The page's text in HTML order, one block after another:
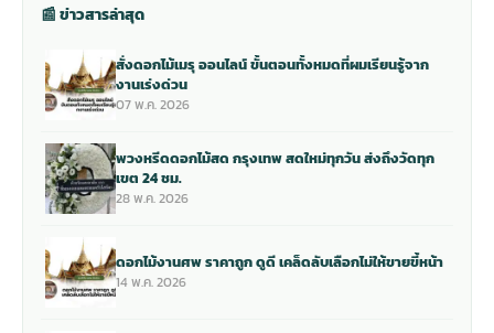
📰 ข่าวสารล่าสุด
สั่งดอกไม้เมรุ ออนไลน์ ขั้นตอนทั้งหมดที่ผมเรียนรู้จาก
งานเร่งด่วน
07 พ.ค. 2026
พวงหรีดดอกไม้สด กรุงเทพ สดใหม่ทุกวัน ส่งถึงวัดทุก
เขต 24 ชม.
28 พ.ค. 2026
ดอกไม้งานศพ ราคาถูก ดูดี เคล็ดลับเลือกไม่ให้ขายขี้หน้า
14 พ.ค. 2026